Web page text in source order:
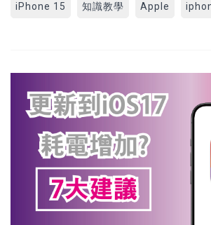
iPhone 15 知識教學 Apple